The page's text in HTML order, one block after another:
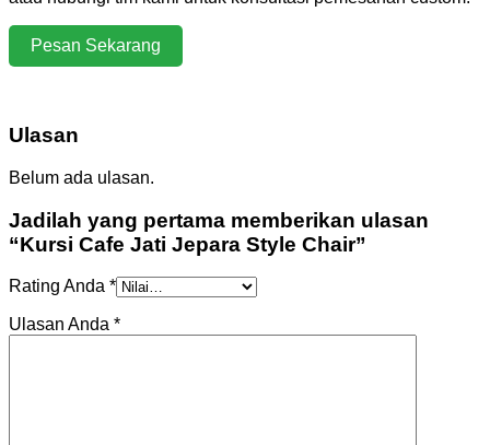
Pesan Sekarang
Ulasan
Belum ada ulasan.
Jadilah yang pertama memberikan ulasan
“Kursi Cafe Jati Jepara Style Chair”
Rating Anda *
Ulasan Anda *